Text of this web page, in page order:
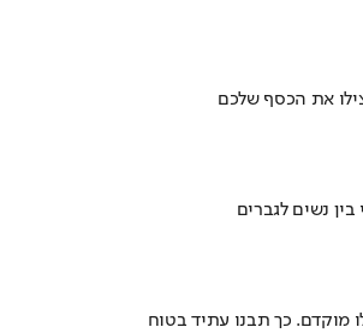
את הכסף שלכם
נשים לגברים
מוקדם. כך תבנו עתיד בטוח